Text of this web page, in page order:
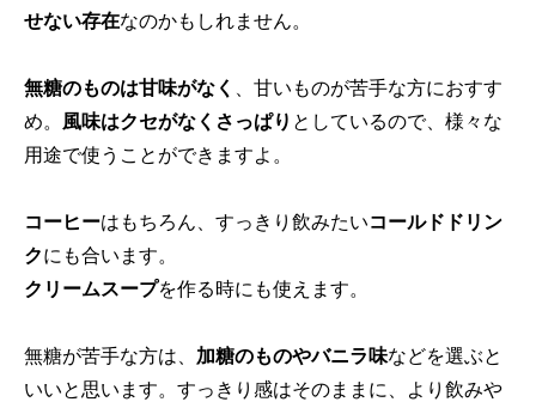
せない存在なのかもしれません。
無糖のものは甘味がなく
、甘いものが苦手な方におすす
め。 風味はクセがなくさっぱり としているので、様々な
用途で使うことができますよ。
コーヒーはもちろん、すっきり飲みたいコールドドリン
クにも合います。
クリームスープを作る時にも使えます。
無糖が苦手な方は、 加糖のものやバニラ味などを選ぶと
いいと思います。すっきり感はそのままに、より飲みや